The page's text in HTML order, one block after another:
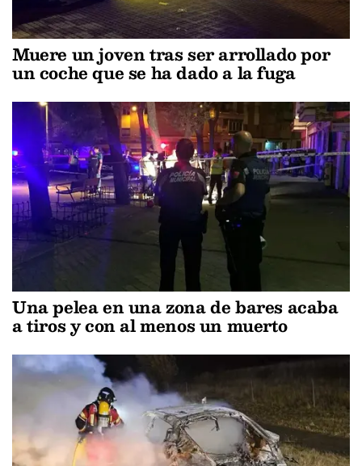
Muere un joven tras ser arrollado por
un coche que se ha dado a la fuga
Una pelea en una zona de bares acaba
a tiros y con al menos un muerto